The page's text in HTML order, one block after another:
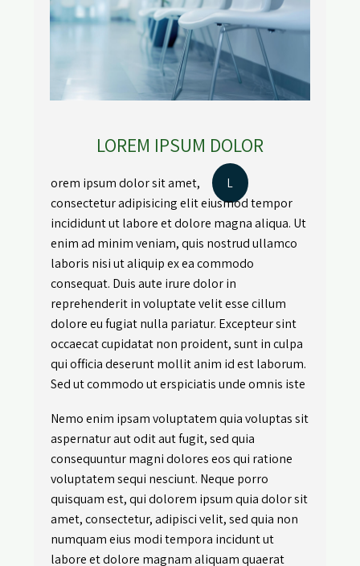
LOREM IPSUM DOLOR
L
orem ipsum dolor sit amet,
consectetur adipisicing elit eiusmod tempor
incididunt ut labore et dolore magna aliqua. Ut
enim ad minim veniam, quis nostrud ullamco
laboris nisi ut aliquip ex ea commodo
consequat. Duis aute irure dolor in
reprehenderit in voluptate velit esse cillum
dolore eu fugiat nulla pariatur. Excepteur sint
occaecat cupidatat non proident, sunt in culpa
qui officia deserunt mollit anim id est laborum.
Sed ut commodo ut erspiciatis unde omnis iste
Nemo enim ipsam voluptatem quia voluptas sit
aspernatur aut odit aut fugit, sed quia
consequuntur magni dolores eos qui ratione
voluptatem sequi nesciunt. Neque porro
quisquam est, qui dolorem ipsum quia dolor sit
amet, consectetur, adipisci velit, sed quia non
numquam eius modi tempora incidunt ut
labore et dolore magnam aliquam quaerat